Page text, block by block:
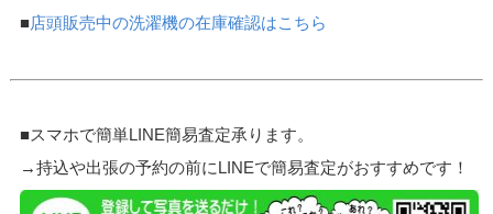
■店頭販売中の洗濯機の在庫確認はこちら
■スマホで簡単LINE簡易査定承ります。
→持込や出張の予約の前にLINEで簡易査定がおすすめです！